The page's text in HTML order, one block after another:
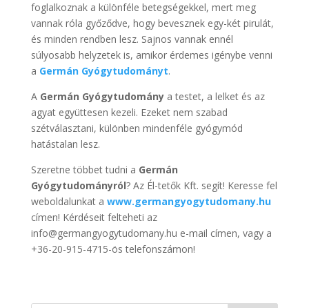
foglalkoznak a különféle betegségekkel, mert meg
vannak róla győződve, hogy bevesznek egy-két pirulát,
és minden rendben lesz. Sajnos vannak ennél
súlyosabb helyzetek is, amikor érdemes igénybe venni
a Germán Gyógytudományt.
A Germán Gyógytudomány a testet, a lelket és az
agyat együttesen kezeli. Ezeket nem szabad
szétválasztani, különben mindenféle gyógymód
hatástalan lesz.
Szeretne többet tudni a Germán
Gyógytudományról? Az Él-tetők Kft. segít! Keresse fel
weboldalunkat a www.germangyogytudomany.hu
címen! Kérdéseit felteheti az
info@germangyogytudomany.hu e-mail címen, vagy a
+36-20-915-4715-ös telefonszámon!